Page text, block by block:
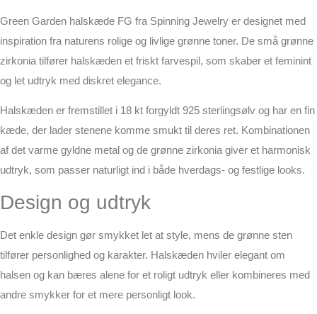
Green Garden halskæde FG fra Spinning Jewelry er designet med
inspiration fra naturens rolige og livlige grønne toner. De små grønne
zirkonia tilfører halskæden et friskt farvespil, som skaber et feminint
og let udtryk med diskret elegance.
Halskæden er fremstillet i 18 kt forgyldt 925 sterlingsølv og har en fin
kæde, der lader stenene komme smukt til deres ret. Kombinationen
af det varme gyldne metal og de grønne zirkonia giver et harmonisk
udtryk, som passer naturligt ind i både hverdags- og festlige looks.
Design og udtryk
Det enkle design gør smykket let at style, mens de grønne sten
tilfører personlighed og karakter. Halskæden hviler elegant om
halsen og kan bæres alene for et roligt udtryk eller kombineres med
andre smykker for et mere personligt look.